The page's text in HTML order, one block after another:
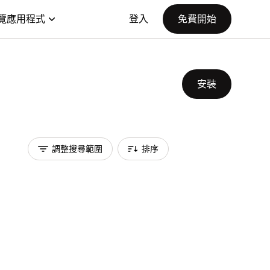
應用程式 登入 免費開始
安裝
調整搜尋範圍 排序